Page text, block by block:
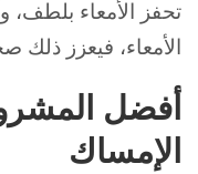
تحفز الأمعاء بلطف،
الأمعاء، فيعزز
أفضل
الإمساك